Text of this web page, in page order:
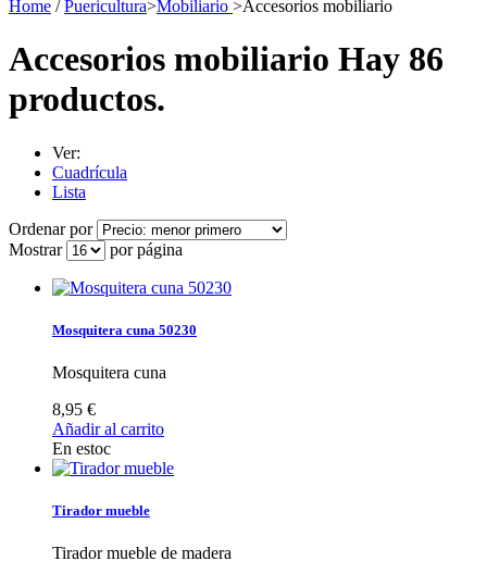
Home / Puericultura>Mobiliario >Accesorios mobiliario
Accesorios mobiliario Hay 86
productos.
Ver:
Cuadrícula
Lista
Ordenar por
Mostrar
por página
Mosquitera cuna 50230
Mosquitera cuna
8,95 €
Añadir al carrito
En estoc
Tirador mueble
Tirador mueble de madera